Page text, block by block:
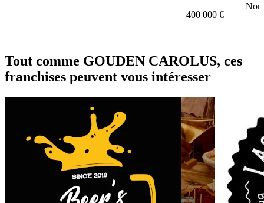
400 000 €
Tout comme GOUDEN CAROLUS, ces
franchises peuvent vous intéresser